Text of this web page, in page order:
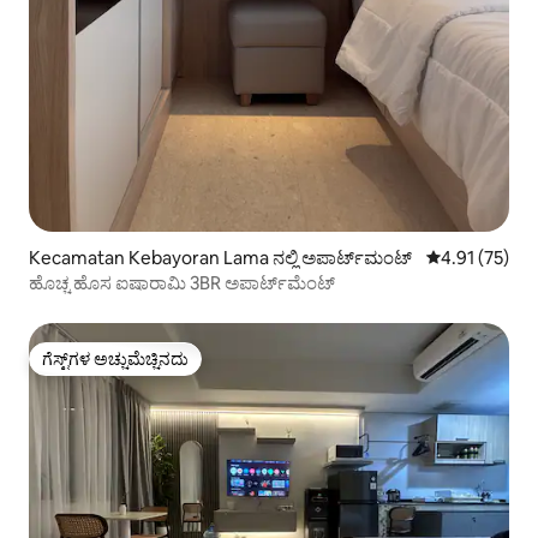
Kecamatan Kebayoran Lama ನಲ್ಲಿ ಅಪಾರ್ಟ್‌ಮಂಟ್ 5 ರಲ್ಲಿ 4.91
4.91 (75)
ಹೊಚ್ಚ ಹೊಸ ಐಷಾರಾಮಿ 3BR ಅಪಾರ್ಟ್‌ಮೆಂಟ್
ಗೆಸ್ಟ್‌ಗಳ ಅಚ್ಚುಮೆಚ್ಚಿನದು
ಗೆಸ್ಟ್‌ಗಳ ಅಚ್ಚುಮೆಚ್ಚಿನದು